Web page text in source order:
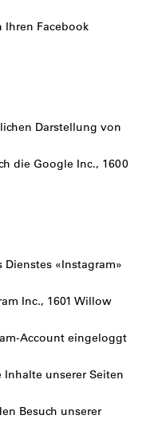
Ihren Facebook
Darstellung von
die Google Inc., 1600
Dienstes «Instagram»
Inc., 1601 Willow
Account eingeloggt
unserer Seiten
Besuch unserer